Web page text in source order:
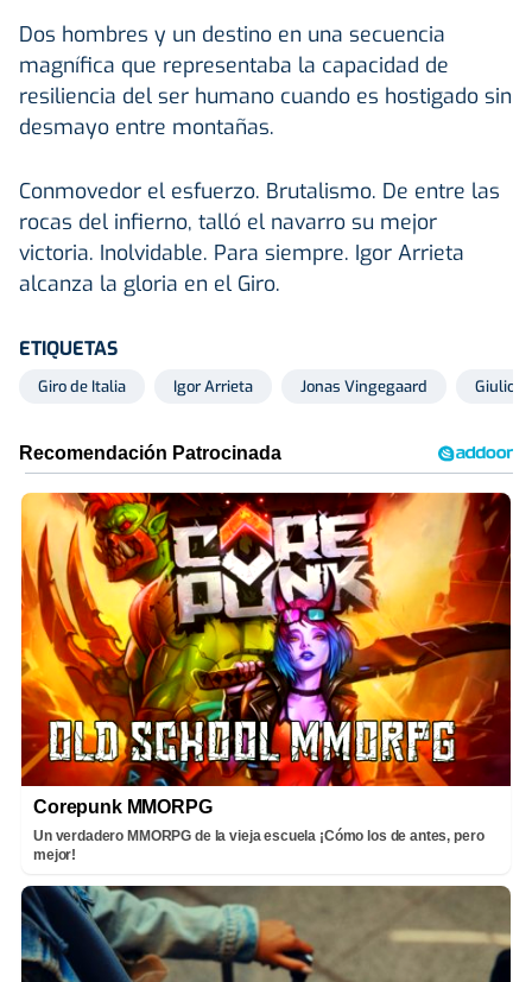
Dos hombres y un destino en una secuencia
magnífica que representaba la capacidad de
resiliencia del ser humano cuando es hostigado sin
desmayo entre montañas.
Conmovedor el esfuerzo. Brutalismo. De entre las
rocas del infierno, talló el navarro su mejor
victoria. Inolvidable. Para siempre. Igor Arrieta
alcanza la gloria en el Giro.
ETIQUETAS
Giro de Italia Igor Arrieta Jonas Vingegaard Giulio
Corepunk MMORPG
Un verdadero MMORPG de la vieja escuela ¡Cómo los de antes, pero
mejor!